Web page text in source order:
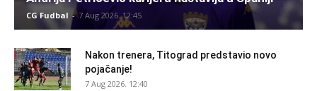
CG Fudbal - 7 Aug 2026. 12:45
Nakon trenera, Titograd predstavio novo
pojačanje!
7 Aug 2026. 12:40